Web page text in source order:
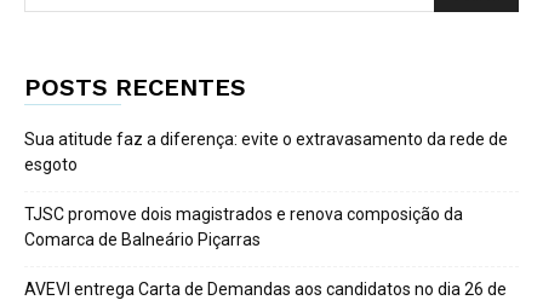
POSTS RECENTES
Sua atitude faz a diferença: evite o extravasamento da rede de
esgoto
TJSC promove dois magistrados e renova composição da
Comarca de Balneário Piçarras
AVEVI entrega Carta de Demandas aos candidatos no dia 26 de